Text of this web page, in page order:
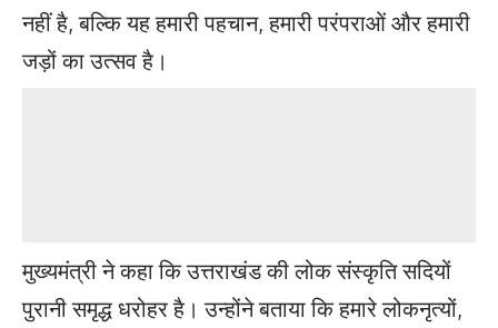
नहीं है, बल्कि यह हमारी पहचान, हमारी परंपराओं और हमारी
जड़ों का उत्सव है।
मुख्यमंत्री ने कहा कि उत्तराखंड की लोक संस्कृति सदियों
पुरानी समृद्ध धरोहर है। उन्होंने बताया कि हमारे लोकनृत्यों,